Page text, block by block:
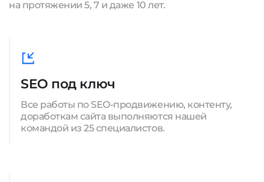
на протяжении 5, 7 и даже 10 лет.
SEO под ключ
Все работы по SEO-продвижению, контенту,
доработкам сайта выполняются нашей
командой из 25 специалистов.